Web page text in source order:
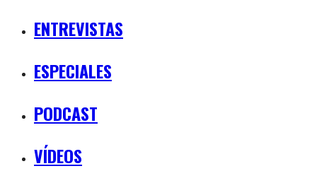
ENTREVISTAS
ESPECIALES
PODCAST
VÍDEOS